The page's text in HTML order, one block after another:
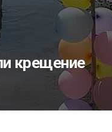
крещение